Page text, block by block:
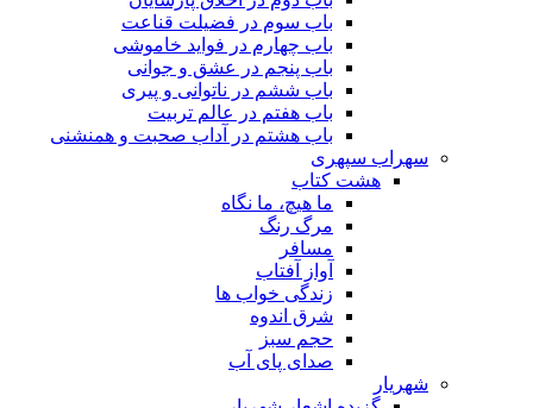
باب سوم در فضیلت قناعت
باب چهارم در فواید خاموشى
باب پنجم در عشق و جوانى
باب ششم در ناتوانى و پیرى
باب هفتم در عالم تربیت
باب هشتم در آداب صحبت و همنشنى
سهراب سپهری
هشت کتاب
ما هیچ، ما نگاه
مرگ رنگ
مسافر
آواز آفتاب
زندگی خواب ها
شرق اندوه
حجم سبز
صدای پای آب
شهریار